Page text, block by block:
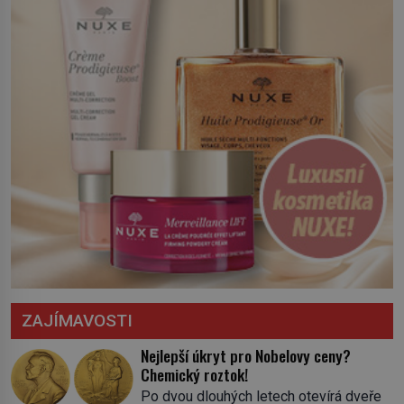
ZAJÍMAVOSTI
Nejlepší úkryt pro Nobelovy ceny?
Chemický roztok!
Po dvou dlouhých letech otevírá dveře